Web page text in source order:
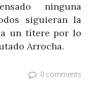
ninguna
siguieran la
un títere por lo
Arrocha.
0 comments